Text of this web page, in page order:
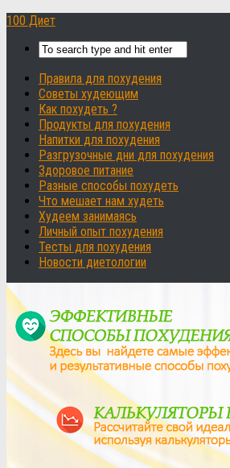
100 Диет
Правила для похудения
Советы худеющим
Как похудеть ?
Продукты для похудения
Напитки для похудения
Разгрузочные дни для похудения
Здоровое питание
Разные способы похудеть
Что мешает нам худеть
Худеем занимаясь
Личный опыт похудения
Тесты для похудения
Новости диетологии